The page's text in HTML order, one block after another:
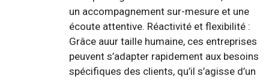
un accompagnement sur-mesure et une
écoute attentive. Réactivité et flexibilité :
Grâce auur taille humaine, ces entreprises
peuvent s’adapter rapidement aux besoins
spécifiques des clients, qu’il s’agisse d’un